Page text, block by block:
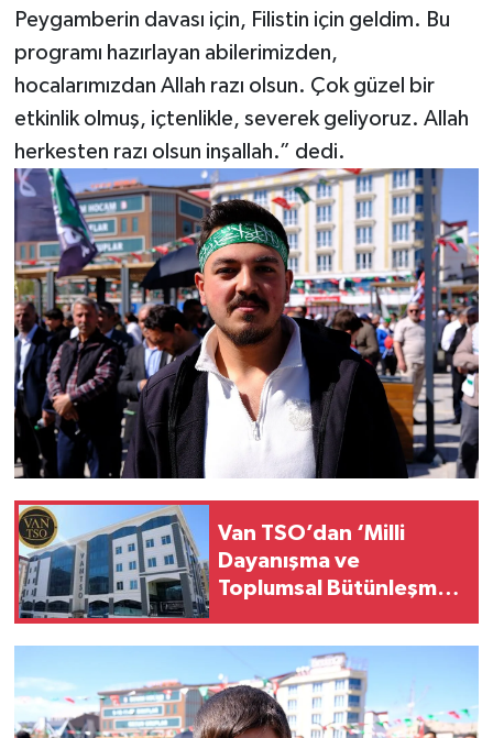
Peygamberin davası için, Filistin için geldim. Bu
programı hazırlayan abilerimizden,
hocalarımızdan Allah razı olsun. Çok güzel bir
etkinlik olmuş, içtenlikle, severek geliyoruz. Allah
herkesten razı olsun inşallah.” dedi.
Van TSO’dan ‘Milli
Dayanışma ve
Toplumsal Bütünleşme’